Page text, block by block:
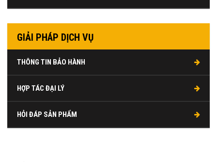
GIẢI PHÁP DỊCH VỤ
THÔNG TIN BẢO HÀNH
HỢP TÁC ĐẠI LÝ
HỎI ĐÁP SẢN PHẨM